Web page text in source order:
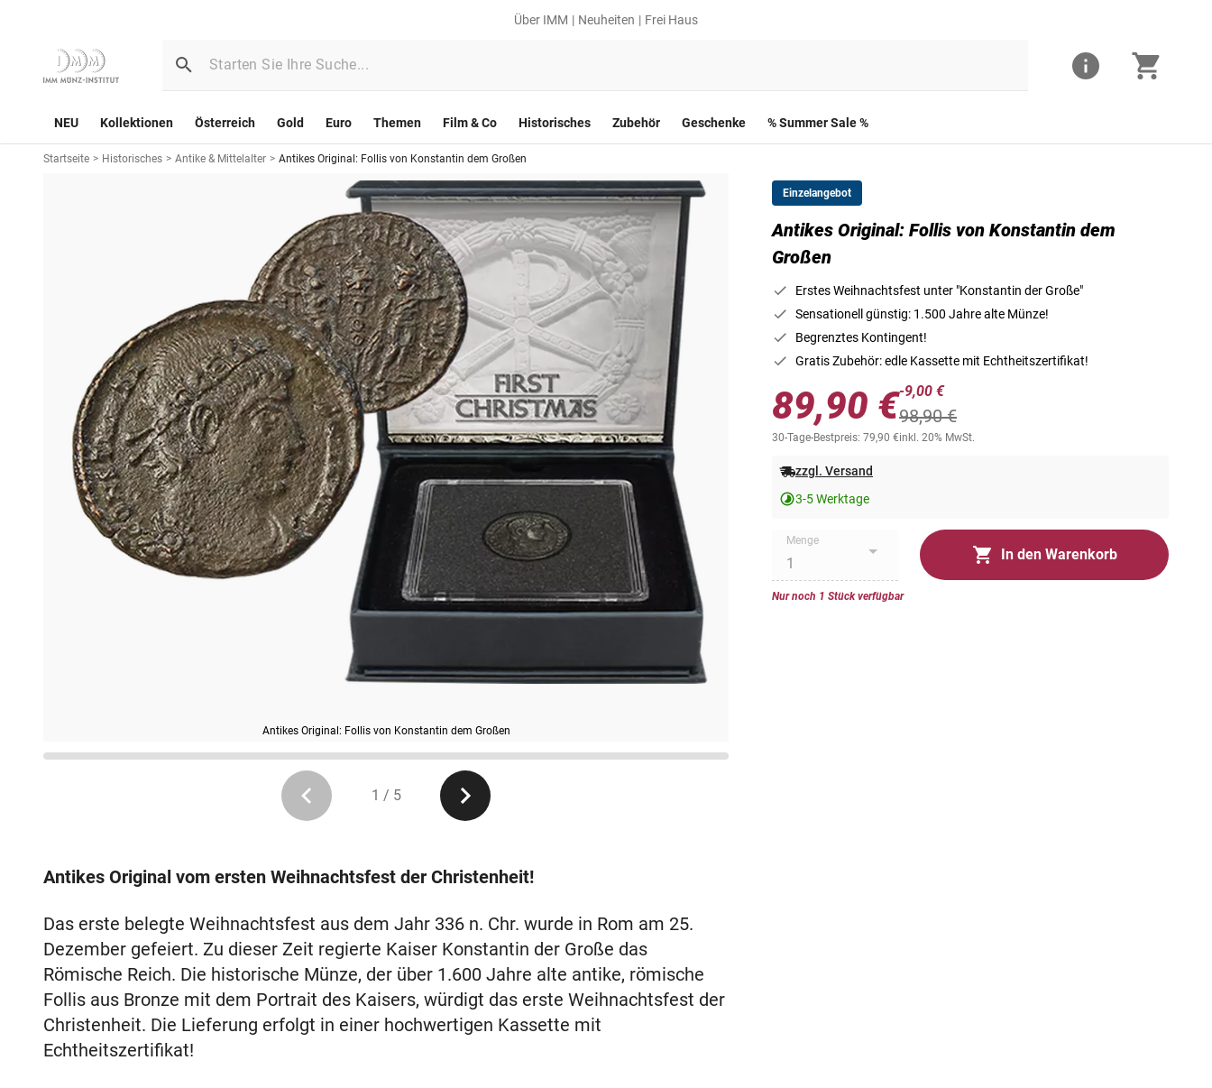
Über IMM Neuheiten Frei Haus
NEU Kollektionen Österreich Gold Euro Themen Film & Co Historisches Zubehör Geschenke % Summer Sale %
Startseite > Historisches > Antike & Mittelalter > Antikes Original: Follis von Konstantin dem Großen
Antikes Original: Follis von Konstantin dem Großen
Die Vorderseite des Follis
1 / 5
Einzelangebot
Antikes Original: Follis von Konstantin dem
Großen
Erstes Weihnachtsfest unter "Konstantin der Große"
Sensationell günstig: 1.500 Jahre alte Münze!
Begrenztes Kontingent!
Gratis Zubehör: edle Kassette mit Echtheitszertifikat!
89,90 €-9,00 €
98,90 €
30-Tage-Bestpreis: 79,90 €inkl. 20% MwSt.
zzgl. Versand
3-5 Werktage
Menge
In den Warenkorb
Nur noch 1 Stück verfügbar
Antikes Original vom ersten Weihnachtsfest der Christenheit!
Das erste belegte Weihnachtsfest aus dem Jahr 336 n. Chr. wurde in Rom am 25.
Dezember gefeiert. Zu dieser Zeit regierte Kaiser Konstantin der Große das
Römische Reich. Die historische Münze, der über 1.600 Jahre alte antike, römische
Follis aus Bronze mit dem Portrait des Kaisers, würdigt das erste Weihnachtsfest der
Christenheit. Die Lieferung erfolgt in einer hochwertigen Kassette mit
Echtheitszertifikat!